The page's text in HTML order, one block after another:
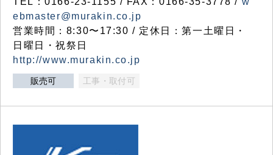
ebmaster@murakin.co.jp
営業時間：8:30〜17:30 / 定休日：第一土曜日・
日曜日・祝祭日
http://www.murakin.co.jp
販売可 工事・取付可